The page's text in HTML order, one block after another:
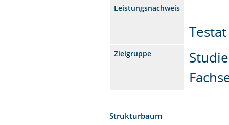
Leistungsnachweis
Testat
Zielgruppe
Strukturbaum